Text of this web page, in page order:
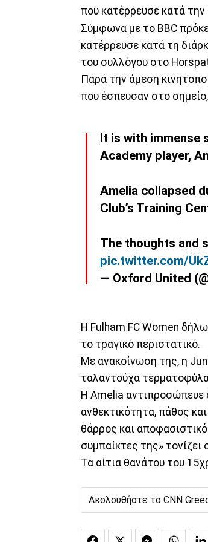
που κατέρρευσε κατά
Σύμφωνα με το BBC
κατέρρευσε κατά τη
του συλλόγου στο
Παρά την άμεση
που έσπευσαν στο
It is with immense
Academy player,
Amelia collapsed
Club’s Training
The thoughts and
pic.twitter.com/
— Oxford United
Η Fulham FC Women
το τραγικό περιστατικό.
Με ανακοίνωση της, η
ταλαντούχα
Η Amelia αντιπροσώπευε
ανθεκτικότητα, πάθος
θάρρος και
συμπαίκτες της»
Τα αίτια θανάτου του
Ακολουθήστε το CNN